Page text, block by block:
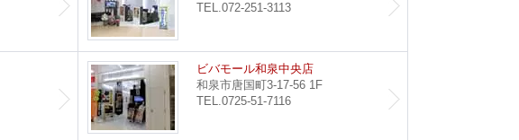
TEL.072-251-3113
堺東店
ビバモール和泉中央店
和泉市唐国町3-17-56 1F
TEL.0725-51-7116